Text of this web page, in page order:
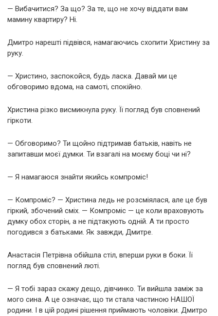
— Вибачитися? За що? За те, що не хочу віддати вам
мамину квартиру? Ні.
Дмитро нарешті підвівся, намагаючись схопити Христину за
руку.
— Христино, заспокойся, будь ласка. Давай ми це
обговоримо вдома, на самоті, спокійно.
Христина різко висмикнула руку. Її погляд був сповнений
гіркоти.
— Обговоримо? Ти щойно підтримав батьків, навіть не
запитавши моєї думки. Ти взагалі на моєму боці чи ні?
— Я намагаюся знайти якийсь компроміс!
— Компроміс? — Христина ледь не розсміялася, але це був
гіркий, збочений сміх. — Компроміс — це коли враховують
думку обох сторін, а не підтакують одній. А ти просто
погодився з батьками. Як завжди, Дмитре.
Анастасія Петрівна обійшла стіл, вперши руки в боки. Її
погляд був сповнений люті.
— Я тобі зараз скажу дещо, дівчинко. Ти вийшла заміж за
мого сина. А це означає, що ти стала частиною НАШОЇ
родини. І в цій родині рішення приймають чоловіки. Дмитро